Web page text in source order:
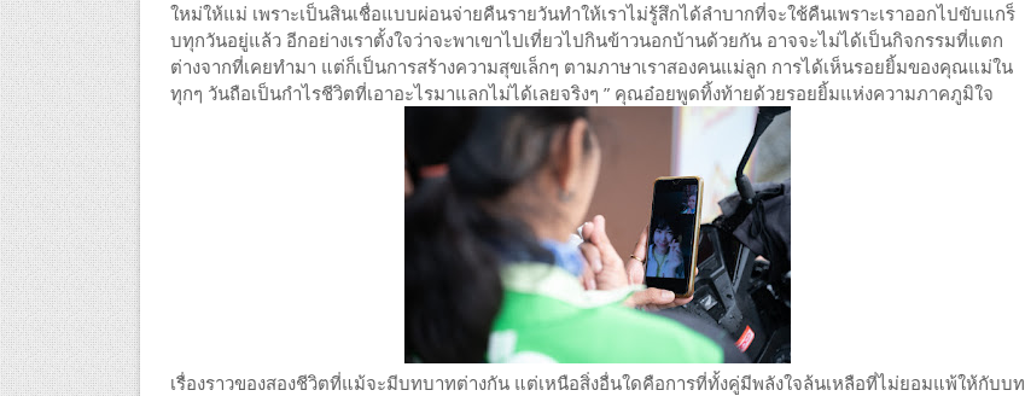
ใหม่ให้แม่ เพราะเป็นสินเชื่อแบบผ่อนจ่ายคืนรายวันทำให้เราไม่รู้สึกได้ลำบากที่จะใช้คืนเพราะเราออกไปขับแกร็
บทุกวันอยู่แล้ว อีกอย่างเราตั้งใจว่าจะพาเขาไปเที่ยวไปกินข้าวนอกบ้านด้วยกัน อาจจะไม่ได้เป็นกิจกรรมที่แตก
ต่างจากที่เคยทำมา แต่ก็เป็นการสร้างความสุขเล็กๆ ตามภาษาเราสองคนแม่ลูก การได้เห็นรอยยิ้มของคุณแม่ใน
ทุกๆ วันถือเป็นกำไรชีวิตที่เอาอะไรมาแลกไม่ได้เลยจริงๆ ” คุณอ๋อยพูดทิ้งท้ายด้วยรอยยิ้มแห่งความภาคภูมิใจ
เรื่องราวของสองชีวิตที่แม้จะมีบทบาทต่างกัน แต่เหนือสิ่งอื่นใดคือการที่ทั้งคู่มีพลังใจล้นเหลือที่ไม่ยอมแพ้ให้กับบท